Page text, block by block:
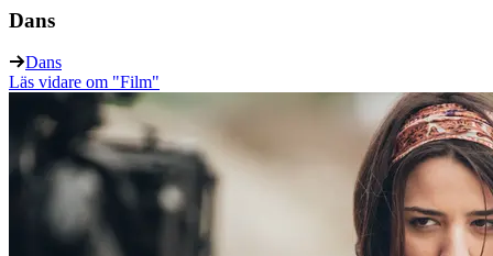
Dans
Dans
Läs vidare om "Film"